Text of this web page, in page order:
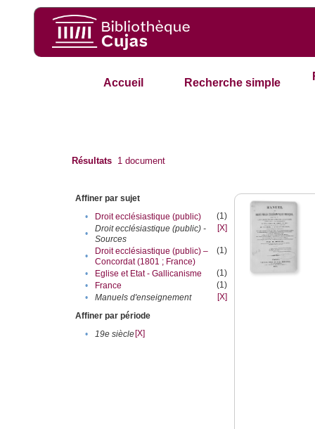
Accueil Recherche simple
Résultats 1 document
Affiner par sujet
•
Droit ecclésiastique (public)
(1)
•
Droit ecclésiastique (public) -
Sources
[X]
•
Droit ecclésiastique (public) –
Concordat (1801 ; France)
(1)
• Eglise et Etat - Gallicanisme
(1)
•
France
(1)
•
Manuels d'enseignement
[X]
Affiner par période
•
19e siècle[X]